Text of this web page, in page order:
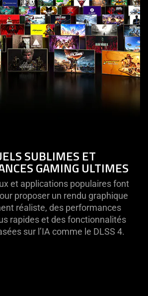
SUBLIMES ET
GAMING ULTIMES
et applications populaires font
proposer un rendu graphique
réaliste, des performances
rapides et des fonctionnalités
sur l’IA comme le DLSS 4.